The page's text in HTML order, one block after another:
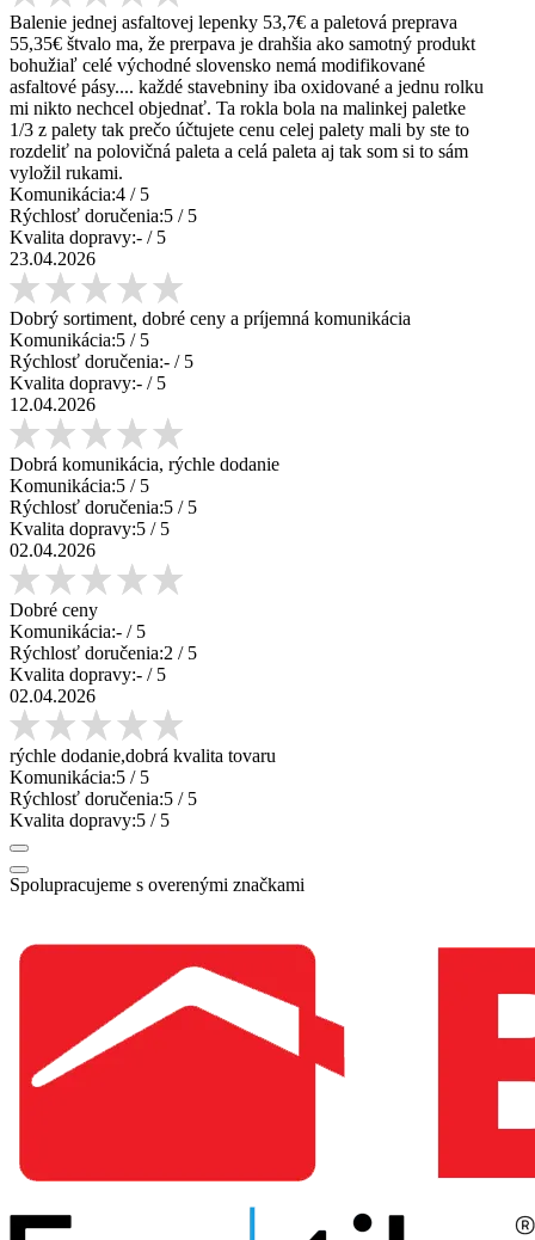
Balenie jednej asfaltovej lepenky 53,7€ a paletová preprava
55,35€ štvalo ma, že prerpava je drahšia ako samotný produkt
bohužiaľ celé východné slovensko nemá modifikované
asfaltové pásy.... každé stavebniny iba oxidované a jednu rolku
mi nikto nechcel objednať. Ta rokla bola na malinkej paletke
1/3 z palety tak prečo účtujete cenu celej palety mali by ste to
rozdeliť na polovičná paleta a celá paleta aj tak som si to sám
vyložil rukami.
Komunikácia:4 / 5
Rýchlosť doručenia:5 / 5
Kvalita dopravy:- / 5
23.04.2026
Dobrý sortiment, dobré ceny a príjemná komunikácia
Komunikácia:5 / 5
Rýchlosť doručenia:- / 5
Kvalita dopravy:- / 5
12.04.2026
Dobrá komunikácia, rýchle dodanie
Komunikácia:5 / 5
Rýchlosť doručenia:5 / 5
Kvalita dopravy:5 / 5
02.04.2026
Dobré ceny
Komunikácia:- / 5
Rýchlosť doručenia:2 / 5
Kvalita dopravy:- / 5
02.04.2026
rýchle dodanie,dobrá kvalita tovaru
Komunikácia:5 / 5
Rýchlosť doručenia:5 / 5
Kvalita dopravy:5 / 5
Spolupracujeme s overenými značkami